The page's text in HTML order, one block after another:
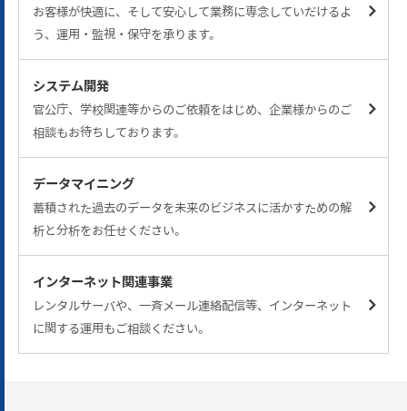
お客様が快適に、そして安心して業務に専念していだけるよ
う、運用・監視・保守を承ります。
システム開発
官公庁、学校関連等からのご依頼をはじめ、企業様からのご
相談もお待ちしております。
データマイニング
蓄積された過去のデータを未来のビジネスに活かすための解
析と分析をお任せください。
インターネット関連事業
レンタルサーバや、一斉メール連絡配信等、インターネット
に関する運用もご相談ください。